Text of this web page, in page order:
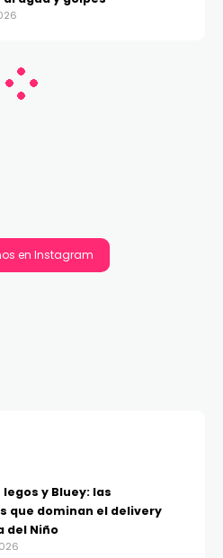
en Instagram
y Bluey: las
que dominan el delivery
del Niño